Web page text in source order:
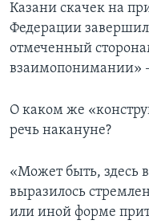
Казани скачек на
Федерации
отмеченный
взаимопонимании» –
О каком же
речь накануне?
«Может быть, здесь
выразилось
или иной форме